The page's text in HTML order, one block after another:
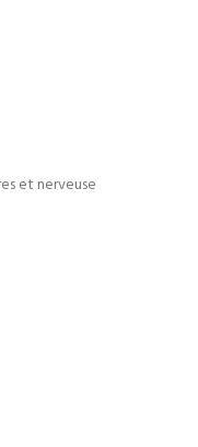
et nerveuse